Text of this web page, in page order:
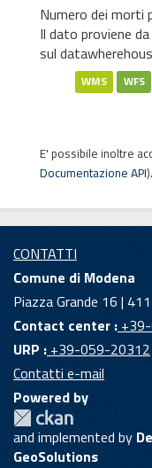
Numero dei morti
Il dato proviene
sul
WMS WFS
E' possibile inoltre
Documentazione API).
CONTATTI
Comune di Modena
Piazza Grande 16 |
Contact center :
URP : +39-059-20312
Contatti e-mail
Powered by
and implemented by
GeoSolutions